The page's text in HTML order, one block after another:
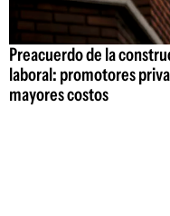
Preacuerdo de la
laboral: promotores
mayores costos